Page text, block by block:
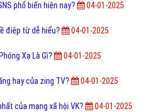
phổ biến hiện nay? 04-01-2025
điệp từ dễ hiểu? 04-01-2025
Xạ Là Gì? 04-01-2025
hay của zing TV? 04-01-2025
của mạng xã hội VK? 04-01-2025